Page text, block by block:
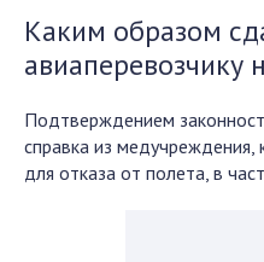
Каким образом
авиаперевозчику
Подтверждением
справка из медучреждения,
для отказа от полета, в